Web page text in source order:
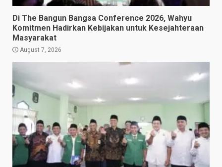
Di The Bangun Bangsa Conference 2026, Wahyu
Komitmen Hadirkan Kebijakan untuk Kesejahteraan
Masyarakat
August 7, 2026